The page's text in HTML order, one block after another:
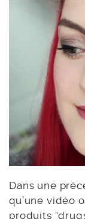
Dans une
qu’une vidéo
produits